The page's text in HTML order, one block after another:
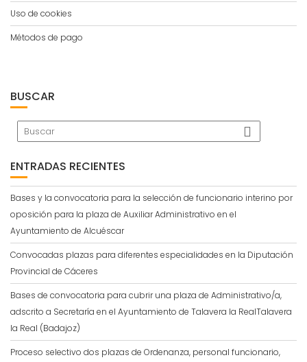
Uso de cookies
Métodos de pago
BUSCAR
ENTRADAS RECIENTES
Bases y la convocatoria para la selección de funcionario interino por
oposición para la plaza de Auxiliar Administrativo en el
Ayuntamiento de Alcuéscar
Convocadas plazas para diferentes especialidades en la Diputación
Provincial de Cáceres
Bases de convocatoria para cubrir una plaza de Administrativo/a,
adscrito a Secretaría en el Ayuntamiento de Talavera la RealTalavera
la Real (Badajoz)
Proceso selectivo dos plazas de Ordenanza, personal funcionario,